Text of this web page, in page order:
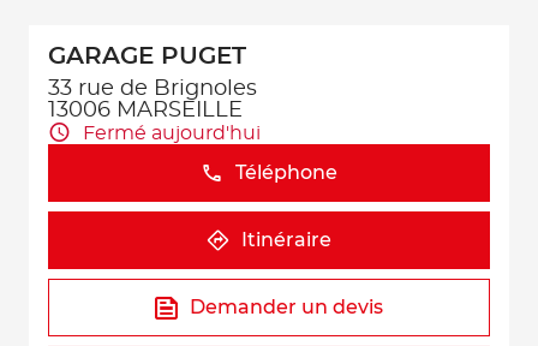
GARAGE PUGET
33 rue de Brignoles
13006 MARSEILLE
Fermé aujourd'hui
Téléphone
Itinéraire
Demander un devis